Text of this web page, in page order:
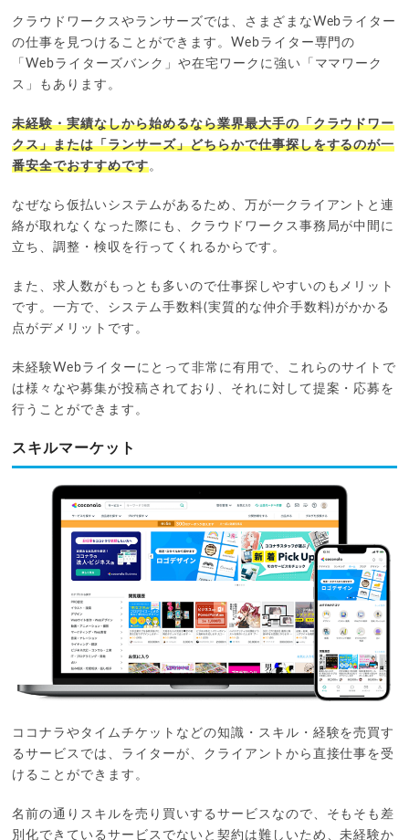
クラウドワークスやランサーズでは、さまざまなWebライター
の仕事を見つけることができます。Webライター専門の
「Webライターズバンク」や在宅ワークに強い「ママワーク
ス」もあります。
未経験・実績なしから始めるなら業界最大手の「クラウドワー
クス」または「ランサーズ」どちらかで仕事探しをするのが一
番安全でおすすめです。
なぜなら仮払いシステムがあるため、万が一クライアントと連
絡が取れなくなった際にも、クラウドワークス事務局が中間に
立ち、調整・検収を行ってくれるからです。
また、求人数がもっとも多いので仕事探しやすいのもメリット
です。一方で、システム手数料(実質的な仲介手数料)がかかる
点がデメリットです。
未経験Webライターにとって非常に有用で、これらのサイトで
は様々なや募集が投稿されており、それに対して提案・応募を
行うことができます。
スキルマーケット
ココナラやタイムチケットなどの知識・スキル・経験を売買す
るサービスでは、ライターが、クライアントから直接仕事を受
けることができます。
名前の通りスキルを売り買いするサービスなので、そもそも差
別化できているサービスでないと契約は難しいため、未経験か